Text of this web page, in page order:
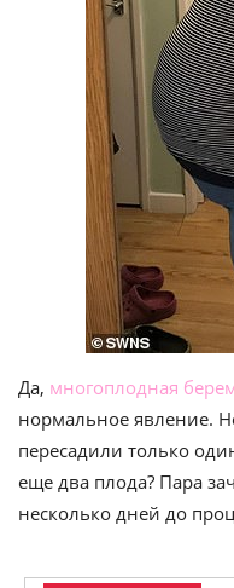
Да, многоплодная
нормальное явление.
пересадили только
еще два плода? Пара
несколько дней до